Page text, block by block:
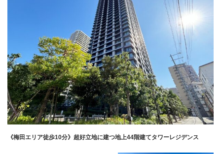
《梅田エリア徒歩10分》超好立地に建つ地上44階建てタワーレジデンス